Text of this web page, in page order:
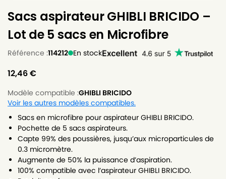
Sacs aspirateur GHIBLI BRICIDO –
Lot de 5 sacs en Microfibre
Référence :114212 En stock
12,46€
Modèle compatible :GHIBLI BRICIDO
Voir les autres modèles compatibles.
Sacs en microfibre pour aspirateur GHIBLI BRICIDO.
Pochette de 5 sacs aspirateurs.
Capte 99% des poussières, jusqu’aux microparticules de
0.3 micromètre.
Augmente de 50% la puissance d’aspiration.
100% compatible avec l’aspirateur GHIBLI BRICIDO.